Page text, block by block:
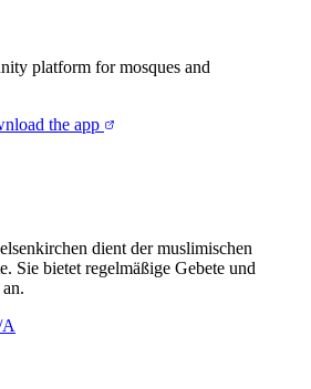
platform for mosques and
the app
dient der muslimischen
Sie bietet regelmäßige Gebete und